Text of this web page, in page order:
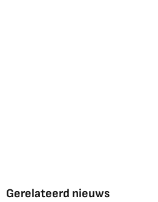
Gerelateerd nieuws